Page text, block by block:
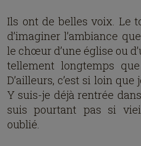
Ils ont de belles voix. Le
d’imaginer l’ambiance
le chœur d’une église ou
tellement longtemps
D’ailleurs, c’est si loin que
Y suis-je déjà rentrée
suis pourtant pas si
oublié.